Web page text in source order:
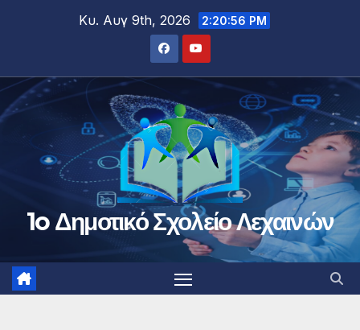
Κυ. Αυγ 9th, 2026 2:20:57 PM
1o Δημοτικό Σχολείο Λεχαινών